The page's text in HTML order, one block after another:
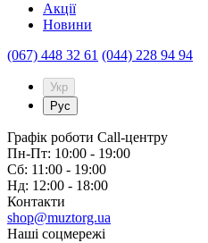
Акції
Новини
(067) 448 32 61 (044) 228 94 94
Укр
Рус
Графік роботи Call-центру
Пн-Пт: 10:00 - 19:00
Сб: 11:00 - 19:00
Нд: 12:00 - 18:00
Контакти
shop@muztorg.ua
Наші соцмережі